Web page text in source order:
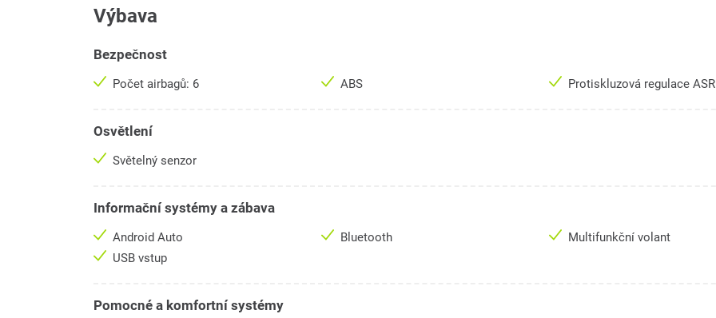
Výbava
Bezpečnost
Počet airbagů: 6 ABS Protiskluzová regulace ASR
Osvětlení
Světelný senzor
Informační systémy a zábava
Android Auto Bluetooth Multifunkční volant
USB vstup
Pomocné a komfortní systémy